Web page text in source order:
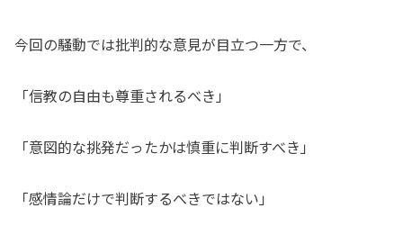
今回の騒動では批判的な意見が目立つ一方で、
「信教の自由も尊重されるべき」
「意図的な挑発だったかは慎重に判断すべき」
「感情論だけで判断するべきではない」